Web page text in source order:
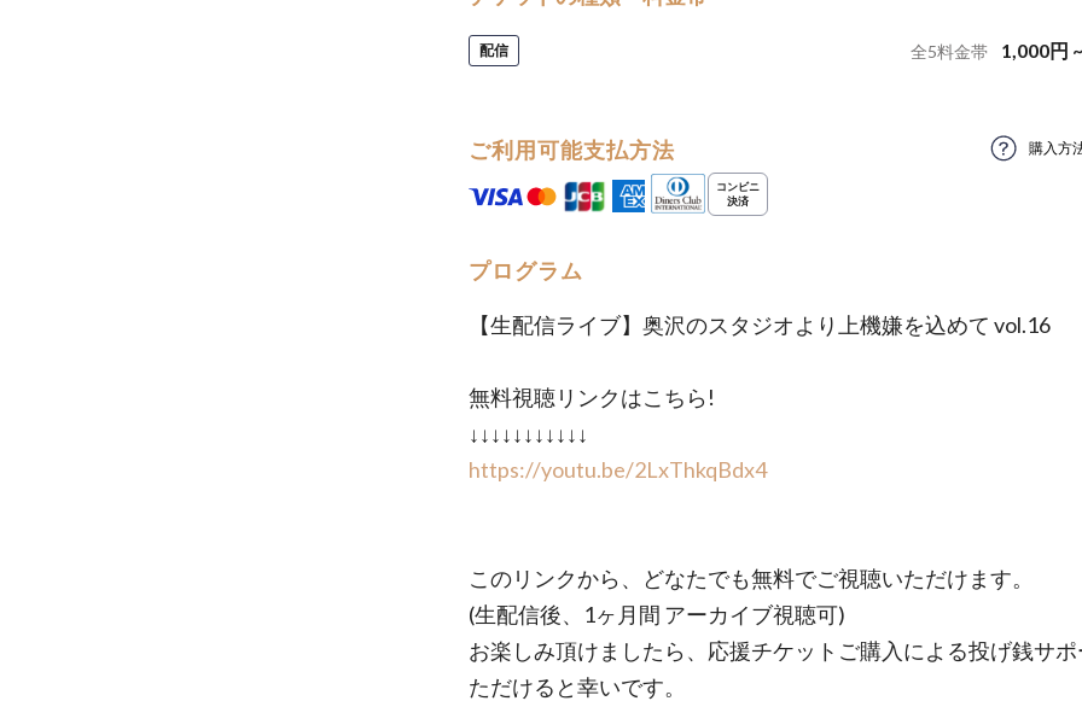
配信 全5料金帯 1,000円 ~
ご利用可能支払方法 購入方
プログラム
【生配信ライブ】奥沢のスタジオより上機嫌を込めて vol.16
無料視聴リンクはこちら!
↓↓↓↓↓↓↓↓↓↓↓
https://youtu.be/2LxThkqBdx4
このリンクから、どなたでも無料でご視聴いただけます。
(生配信後、1ヶ月間 アーカイブ視聴可)
お楽しみ頂けましたら、応援チケットご購入による投げ銭サポ
ただけると幸いです。